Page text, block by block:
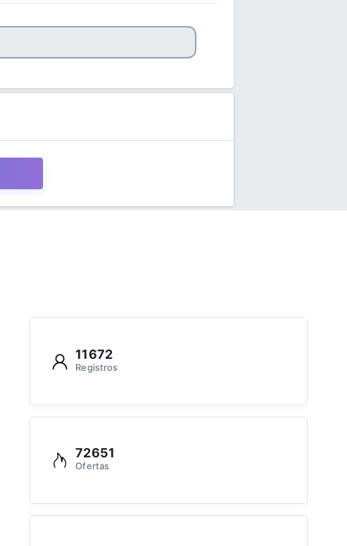
11672
Registros
72651
Ofertas